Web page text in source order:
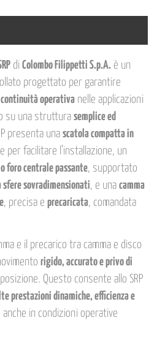
di Colombo Filippetti S.p.A. è un
progettato per garantire
operativa nelle applicazioni
su una struttura semplice ed
presenta una scatola compatta in
per facilitare l’installazione, un
foro centrale passante, supportato
sfere sovradimensionati, e una camma
, precisa e precaricata, comandata
e il precarico tra camma e disco
rigido, accurato e privo di
Questo consente allo SRP
prestazioni dinamiche, efficienza e
anche in condizioni operative